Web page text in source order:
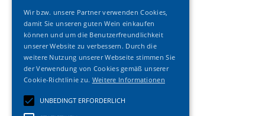
Wir bzw. unsere Partner verwenden Cookies,
damit Sie unseren guten Wein einkaufen
können und um die Benutzerfreundlichkeit
unserer Website zu verbessern. Durch die
weitere Nutzung unserer Webseite stimmen Sie
der Verwendung von Cookies gemäß unserer
Cookie-Richtlinie zu. Weitere Informationen
UNBEDINGT ERFORDERLICH